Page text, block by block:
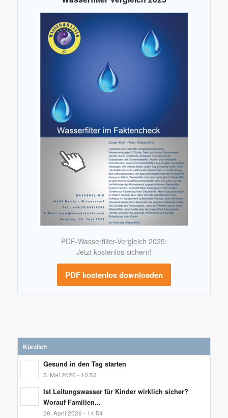
PDF-Wasserfilter-Vergleich 2025:
Jetzt kostenlos sichern!
PDF kostenlos downloaden
Kürzlich
Gesund in den Tag starten
5. Mai 2026 - 10:53
Ist Leitungswasser für Kinder wirklich sicher?
Worauf Familien...
28. April 2026 - 14:54